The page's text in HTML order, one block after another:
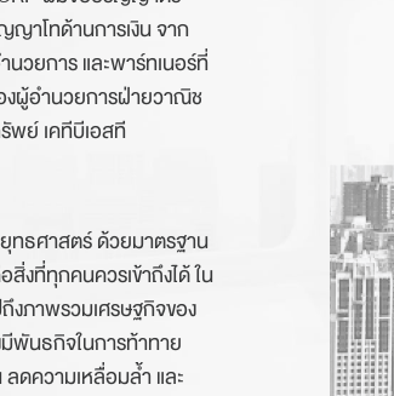
าโทด้านการเงิน จาก
วยการ และพาร์ทเนอร์ที่
งผู้อำนวยการฝ่ายวาณิช
พย์ เคทีบีเอสที
ทธศาสตร์ ด้วยมาตรฐาน
งที่ทุกคนควรเข้าถึงได้ ใน
งภาพรวมเศรษฐกิจของ
พันธกิจในการท้าทาย
ดความเหลื่อมล้ำ และ